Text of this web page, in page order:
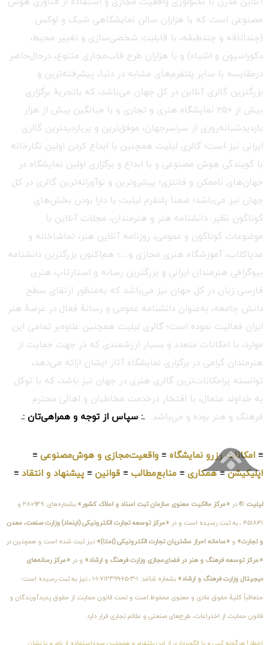
مصنوعی است که با هزاران سالن نمایشگاهی شیک و لوکس
(چنداتاقه و چندطبقه، با قابلیت شخصی‌سازی و تغییر محیط،
دکوراسیون و اشیاء) و با هزاران طرح قاب‌مجازی متنوع، درحال‌حاضر
درمقایسه با سایر پلتفرم‌های مشابه در دنیا، پیشرفته‌ترین و
بزرگترین گالری آنلاین در کل جهان می‌باشد، که باتجربهٔ برگزاری
بیش از ۲۵۰ نمایشگاه هنری و تجاری و با میانگین بیش از هزار
بازدیدشبانه‌روزی از سراسرجهان، موفق‌ترین و پربازدیدترین گالری
ایرانی نیز است؛ گالری لیلیت همچنین با ابداع کردن اولین نگارخانه
با گویندگی هوش مصنوعی و با ابداع و برگزاری اولین نمایشگاه در
جهان‌های ناممکن و فانتزی؛ پیشروترین و نوآورانه‌ترین گالری در کل
جهان نیز می‌باشد؛ ضمناً پلتفرم لیلیت با دارا بودن بخش‌های
گوناگون نظیر: دانشنامه هنر و هنرمندان، مجلات آنلاین با
موضوعات گوناگون و عمومی، روزنامه آنلاین هنر، تماشاخانه و
مدیاکلاب، آموزشگاه هنری مجازی و…؛ هم‌اکنون بزرگترین دانشنامه
بیوگرافی هنرمندان ایرانی و بزرگترین رسانه و استارتاپ هنری
فارسی زبان در کل جهان نیز می‌باشد که به‌منظور ارتقای سطح
دانش جامعه، به‌عنوان دانشنامه عمومی و رسانهٔ فعال در عرصهٔ هنر
ایران فعالیت نموده است؛ گالری لیلیت همچنین علاوه‌بر تمامی این
موارد، با امکانات متعدد و بسیار ارزشمندی که در جهت حمایت از
هنرمندان گرامی در برگزاری نمایشگاه آثار ایشان ارائه می‌دهد،
توانسته پرامکانات‌ترین گالری هنری در جهان نیز باشد، که با توکل
به خداوند متعال، با افتخار درخدمت مخاطبان و اهالی محترم
فرهنگ و هنر بوده و می‌باشد. .: سپاس از توجه و همراهی‌تان :.
≡ امکانات رزرو نمایشگاه ≡ واقعیت‌مجازی و هوش‌مصنوعی ≡
اپلیکیشن≡همکاری ≡ منابع‌مطالب ≡ قوانین ≡ پیشنهاد و انتقاد ≡
لیلیت ® در «مرکز مالکیت معنوی سازمان ثبت اسناد و املاک کشور» بشماره‌های: ۲۸۰۹۲۹ و
۴۵۱۸۴۱ ، به ثبت رسیده است و در «مرکز توسعه تجارت الکترونیکی (اینماد) وزارت صنعت، معدن
و تجارت» و «سامانه احراز مشتریان تجارت الکترونیکی (اِمتا)» نیز ثبت شده است و همچنین در
«مرکز توسعه فرهنگ و هنر در فضای‌مجازی وزارت فرهنگ و ارشاد» و در «مرکز رسانه‌های
دیجیتال وزارت فرهنگ و ارشاد» بشماره شامَد: ۱-۳-۶۵-۷۱۲۳۹۹-۱-۱ ، نیز به ثبت رسیده است؛
متعاقباً کلیهٔ حقوق مادی و معنوی محفوظ است و تحت قانون حمایت از حقوق پدیدآورندگان و
قانون حمایت از اختراعات، طرح‌های صنعتی و علائم تجاری قرار دارد.